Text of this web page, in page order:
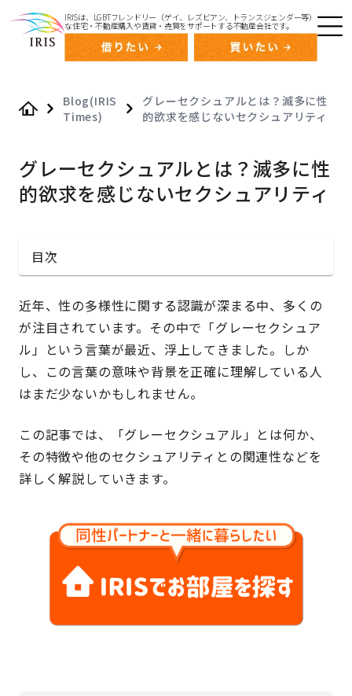
IRISは、LGBTフレンドリー（ゲイ、レズビアン、トランスジェンダー等）
な住宅・不動産購入や賃貸・売買をサポートする不動産会社です。
Blog(IRIS
Times)
グレーセクシュアルとは？滅多に性
的欲求を感じないセクシュアリティ
グレーセクシュアルとは？滅多に性
的欲求を感じないセクシュアリティ
近年、性の多様性に関する認識が深まる中、多くの
が注目されています。その中で「グレーセクシュア
ル」という言葉が最近、浮上してきました。しか
し、この言葉の意味や背景を正確に理解している人
はまだ少ないかもしれません。
この記事では、「グレーセクシュアル」とは何か、
その特徴や他のセクシュアリティとの関連性などを
詳しく解説していきます。
目次